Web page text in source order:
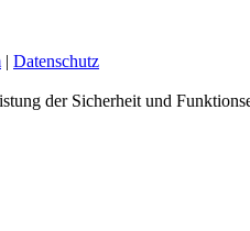
| Datenschutz
der Sicherheit und